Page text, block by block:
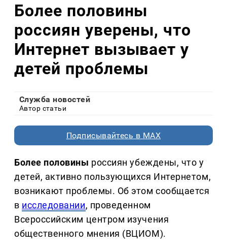
Более половины
россиян уверены, что
Интернет вызывает у
детей проблемы
Служба новостей
Автор статьи
Подписывайтесь в MAX
Более половины россиян убеждены, что у
детей, активно пользующихся Интернетом,
возникают проблемы. Об этом сообщается
в исследовании, проведенном
Всероссийским центром изучения
общественного мнения (ВЦИОМ).